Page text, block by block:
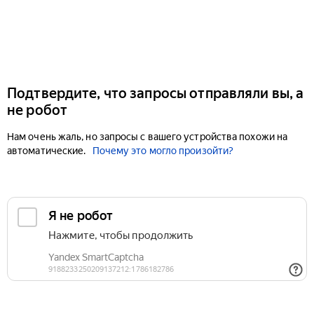
Подтвердите, что запросы отправляли вы, а
не робот
Нам очень жаль, но запросы с вашего устройства похожи на
автоматические.
Почему это могло произойти?